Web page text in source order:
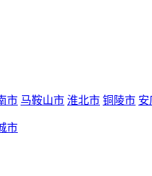
市 马鞍山市 淮北市 铜陵市 安
市